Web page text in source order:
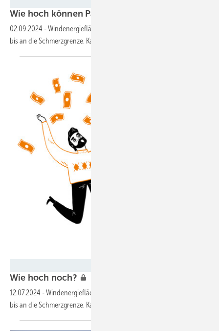
Wie hoch können Pachten noch steigen?
02.09.2024 -Windenergieflächen sind knapp. Das treibt die Pachten
bis an die Schmerzgrenze. Kann Regulierung
W ie hoch noch?
12.07.2024 -Windenergieflächen sind knapp. Das treibt die Pachten
bis an die Schmerzgrenze. Kann Regulierung